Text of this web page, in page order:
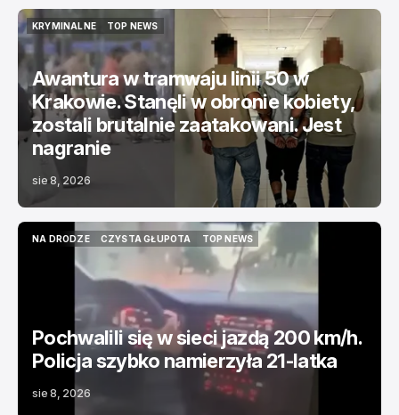
KRYMINALNE
KRYMINALNE
TOP NEWS
TOP NEWS
Awantura w tramwaju linii 50 w
Krakowie. Stanęli w obronie kobiety,
zostali brutalnie zaatakowani. Jest
nagranie
sie 8, 2026
NA DRODZE
CZYSTA GŁUPOTA
CZYSTA GŁUPOTA
TOP NEWS
TOP NEWS
Pochwalili się w sieci jazdą 200 km/h.
Policja szybko namierzyła 21-latka
sie 8, 2026